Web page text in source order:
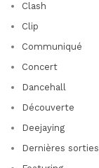
Clash
Clip
Communiqué
Concert
Dancehall
Découverte
Deejaying
Dernières sorties